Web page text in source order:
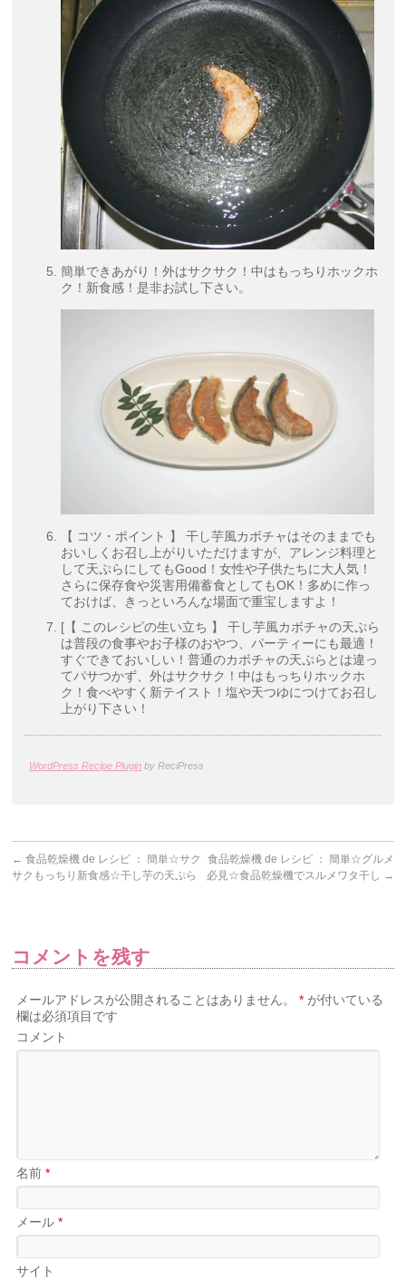
簡単できあがり！外はサクサク！中はもっちりホックホ
ク！新食感！是非お試し下さい。
【 コツ・ポイント 】 干し芋風カボチャはそのままでも
おいしくお召し上がりいただけますが、アレンジ料理と
して天ぷらにしてもGood！女性や子供たちに大人気！
さらに保存食や災害用備蓄食としてもOK！多めに作っ
ておけば、きっといろんな場面で重宝しますよ！
[【 このレシピの生い立ち 】 干し芋風カボチャの天ぷら
は普段の食事やお子様のおやつ、パーティーにも最適！
すぐできておいしい！普通のカボチャの天ぷらとは違っ
てパサつかず、外はサクサク！中はもっちりホックホ
ク！食べやすく新テイスト！塩や天つゆにつけてお召し
上がり下さい！
WordPress Recipe Plugin by ReciPress
← 食品乾燥機 de レシピ ： 簡単☆サク
サクもっちり新食感☆干し芋の天ぷら
食品乾燥機 de レシピ ： 簡単☆グルメ
必見☆食品乾燥機でスルメワタ干し →
コメントを残す
メールアドレスが公開されることはありません。 * が付いている
欄は必須項目です
コメント
名前*
メール*
サイト